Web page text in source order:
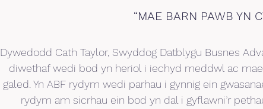
“MAE BARN PAWB YN
Dywedodd Cath Taylor, Swyddog Datblygu Busnes
diwethaf wedi bod yn heriol i iechyd meddwl ac
galed. Yn ABF rydym wedi parhau i gynnig ein
rydym am sicrhau ein bod yn dal i gyflawni’r